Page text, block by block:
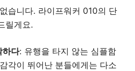
습니다. 라이프워커 010의 단
릴게요.
하다: 유행을 타지 않는 심플함
각이 뛰어난 분들에게는 다소